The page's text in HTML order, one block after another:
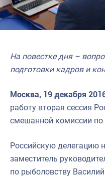
На повестке дня –
подготовки кадров и
Москва, 19 декабря
работу вторая сессия
смешанной комиссии по
Российскую делегацию
заместитель
по рыболовству